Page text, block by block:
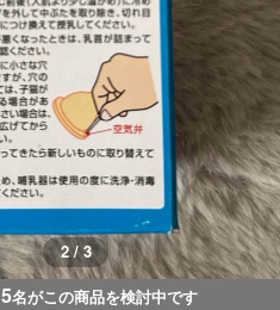
2 / 3
5名がこの商品を検討中です